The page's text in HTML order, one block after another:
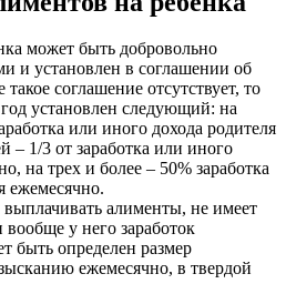
может быть добровольно
и установлен в соглашении об
соглашение отсутствует, то
установлен следующий: на
или иного дохода родителя
– 1/3 от заработка или иного
на трех и более – 50% заработка
ежемесячно.
алименты, не имеет
вообще у него заработок
быть определен размер
ежемесячно, в твердой